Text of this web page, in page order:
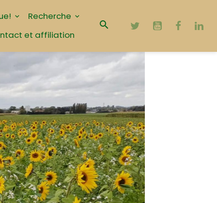
Recherche
et affiliation